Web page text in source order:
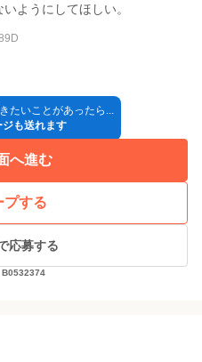
ようにしてほしい。
たいことがあったら...
も送れます
へ進む
プする
応募する
B0532374